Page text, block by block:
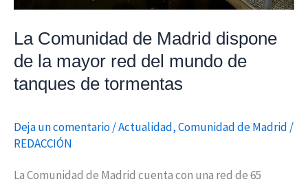
La Comunidad de Madrid dispone
de la mayor red del mundo de
tanques de tormentas
Deja un comentario/Actualidad,Comunidad de Madrid /
REDACCIÓN
La Comunidad de Madrid cuenta con una red de 65
del
de
tanques
de